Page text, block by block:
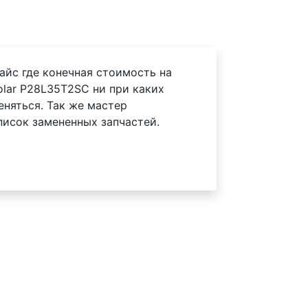
где конечная стоимость на
P28L35T2SC ни при каких
Так же мастер
замененных запчастей.